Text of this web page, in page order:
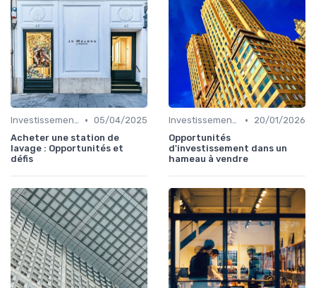
Investissements Immobiliers Stratégiques • 05/04/2025
Acheter une station de
lavage : Opportunités et
défis
Investissements Immobiliers Stratégiques •
20/01/2026
Opportunités
d'investissement dans un
hameau à vendre